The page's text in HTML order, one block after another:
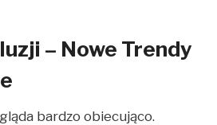
– Nowe Trendy
bardzo obiecująco.